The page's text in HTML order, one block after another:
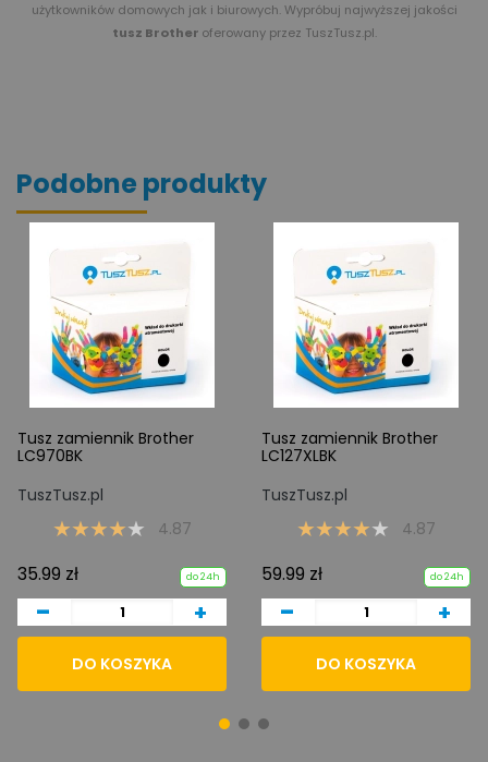
użytkowników domowych jak i biurowych. Wypróbuj najwyższej jakości
tusz Brother oferowany przez TuszTusz.pl.
Podobne produkty
Tusz zamiennik Brother
LC970BK
TuszTusz.pl
4.87
35.99 zł do 24h
- +
DO KOSZYKA
Tusz zamiennik Brother
LC127XLBK
TuszTusz.pl
4.87
59.99 zł do 24h
- +
DO KOSZYKA